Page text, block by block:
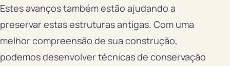
Estes avanços também estão ajudando a
preservar estas estruturas antigas. Com uma
melhor compreensão de sua construção,
podemos desenvolver técnicas de conservação